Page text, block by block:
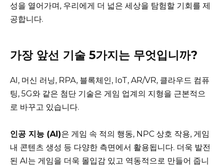
성을 열어가며, 우리에게 더 넓은 세상을 탐험할 기회를 제
공합니다.
가장 앞선 기술 5가지는 무엇입니까?
AI, 머신 러닝, RPA, 블록체인, IoT, AR/VR, 클라우드 컴퓨
팅, 5G와 같은 첨단 기술은 게임 업계의 지형을 근본적으
로 바꾸고 있습니다.
인공 지능 (AI)은 게임 속 적의 행동, NPC 상호 작용, 게임
내 콘텐츠 생성 등 다양한 측면에서 활용됩니다. 더욱 발전
된 AI는 게임을 더욱 몰입감 있고 역동적으로 만들어 줍니